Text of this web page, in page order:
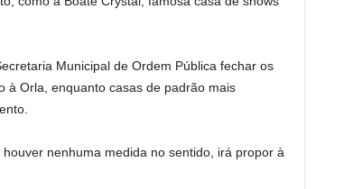
Municipal de Ordem Pública fechar os
à Orla, enquanto casas de padrão mais
nenhuma medida no sentido, irá propor à